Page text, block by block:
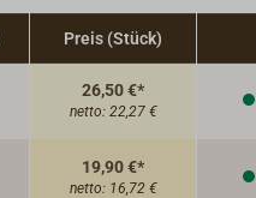
Preis (Stück)
26,50 €*
netto: 22,27 €
19,90 €*
netto: 16,72 €